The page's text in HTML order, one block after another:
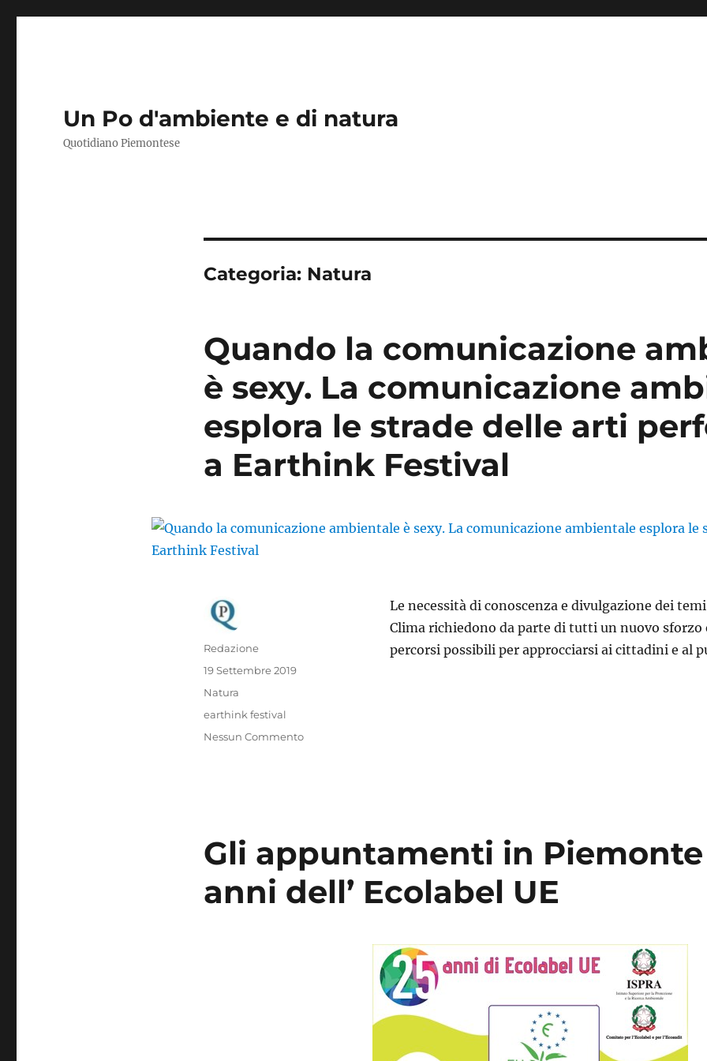
Un Po d'ambiente e di natura
Quotidiano Piemontese
Categoria: Natura
Quando la comunicazione
è sexy. La comunicazione
esplora le strade delle arti
a Earthink Festival
Le necessità di conoscenza e divulgazione dei
Clima richiedono da parte di tutti un nuovo sforzo
percorsi possibili per approcciarsi ai cittadini e al
Autore
Redazione
Pubblicato
19 Settembre 2019
Categorie
Natura
Tag
earthink festival
Nessun Commento
Gli appuntamenti in Piemonte
anni dell’ Ecolabel UE